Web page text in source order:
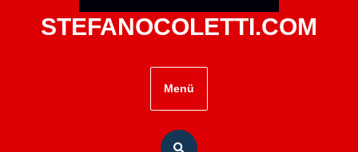
STEFANOCOLETTI.COM
Menü